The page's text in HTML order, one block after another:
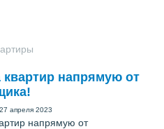
напрямую от
27 апреля 2023
напрямую от